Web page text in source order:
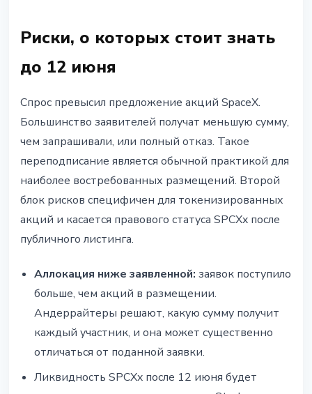
Риски, о которых стоит знать
до 12 июня
Спрос превысил предложение акций SpaceX.
Большинство заявителей получат меньшую сумму,
чем запрашивали, или полный отказ. Такое
переподписание является обычной практикой для
наиболее востребованных размещений. Второй
блок рисков специфичен для токенизированных
акций и касается правового статуса SPCXx после
публичного листинга.
Аллокация ниже заявленной: заявок поступило
больше, чем акций в размещении.
Андеррайтеры решают, какую сумму получит
каждый участник, и она может существенно
отличаться от поданной заявки.
Ликвидность SPCXx после 12 июня будет